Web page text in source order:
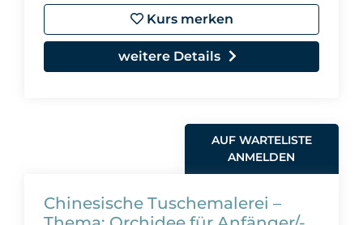
Kurs merken
weitere Details
AUF WARTELISTE
ANMELDEN
Chinesische Tuschemalerei –